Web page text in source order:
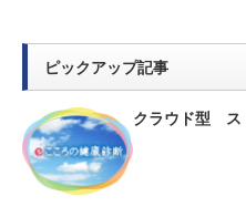
ピックアップ記事
クラウド型 ス